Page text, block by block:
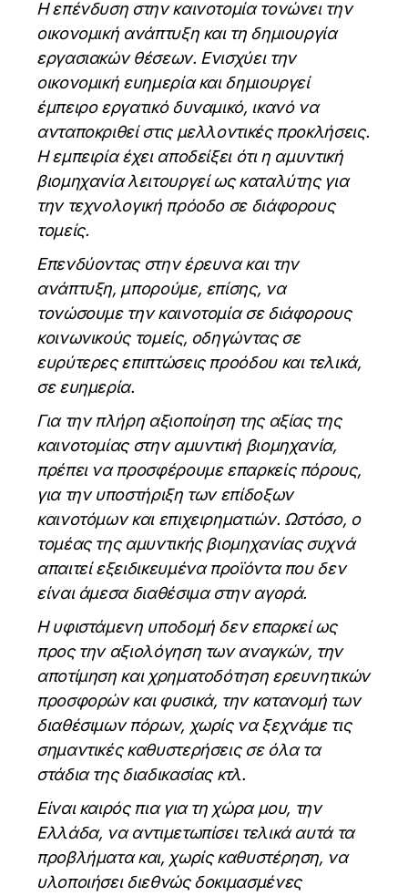
Η επένδυση στην καινοτομία τονώνει την
οικονομική ανάπτυξη και τη δημιουργία
εργασιακών θέσεων. Ενισχύει την
οικονομική ευημερία και δημιουργεί
έμπειρο εργατικό δυναμικό, ικανό να
ανταποκριθεί στις μελλοντικές προκλήσεις.
Η εμπειρία έχει αποδείξει ότι η αμυντική
βιομηχανία λειτουργεί ως καταλύτης για
την τεχνολογική πρόοδο σε διάφορους
τομείς.
Επενδύοντας στην έρευνα και την
ανάπτυξη, μπορούμε, επίσης, να
τονώσουμε την καινοτομία σε διάφορους
κοινωνικούς τομείς, οδηγώντας σε
ευρύτερες επιπτώσεις προόδου και τελικά,
σε ευημερία.
Για την πλήρη αξιοποίηση της αξίας της
καινοτομίας στην αμυντική βιομηχανία,
πρέπει να προσφέρουμε επαρκείς πόρους,
για την υποστήριξη των επίδοξων
καινοτόμων και επιχειρηματιών. Ωστόσο, ο
τομέας της αμυντικής βιομηχανίας συχνά
απαιτεί εξειδικευμένα προϊόντα που δεν
είναι άμεσα διαθέσιμα στην αγορά.
Η υφιστάμενη υποδομή δεν επαρκεί ως
προς την αξιολόγηση των αναγκών, την
αποτίμηση και χρηματοδότηση ερευνητικών
προσφορών και φυσικά, την κατανομή των
διαθέσιμων πόρων, χωρίς να ξεχνάμε τις
σημαντικές καθυστερήσεις σε όλα τα
στάδια της διαδικασίας κτλ.
Είναι καιρός πια για τη χώρα μου, την
Ελλάδα, να αντιμετωπίσει τελικά αυτά τα
προβλήματα και, χωρίς καθυστέρηση, να
υλοποιήσει διεθνώς δοκιμασμένες